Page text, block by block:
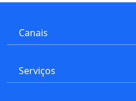
Canais
Serviços